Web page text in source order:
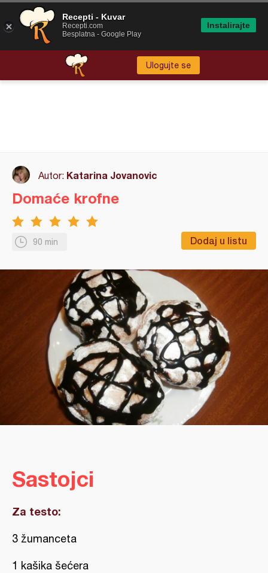
Ulogujte se
Autor: Katarina Jovanovic
90 min Dodaj u listu
Domaće krofne
Sastojci
Za testo:
3 žumanceta
1 kašika šećera
Recepti - Kuvar
Recepti.com
Besplatna - Google Play
Instalirajte